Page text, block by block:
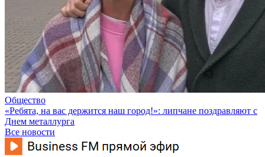
Общество
«Ребята, на вас держится наш город!»: липчане поздравляют с
Днем металлурга
Все новости